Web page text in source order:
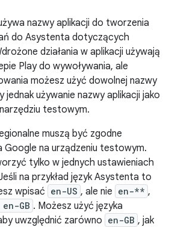
nazwy aplikacji do tworzenia
do Asystenta dotyczących
działania w aplikacji używają
Play do wywoływania, ale
możesz użyć dowolnej nazwy
jednak używanie nazwy aplikacji jako
testowym.
muszą być zgodne
Google na urządzeniu testowym.
tylko w jednych ustawieniach
na przykład język Asystenta to
wpisać en-US , ale nie en-** ,
GB . Możesz użyć języka
uwzględnić zarówno en-GB , jak